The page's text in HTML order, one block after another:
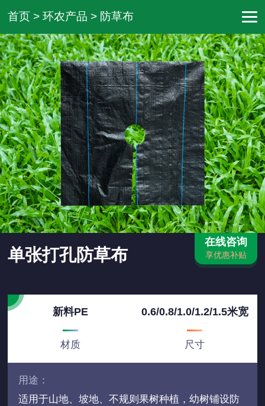
首页 >环农产品 > 防草布
在线咨询
享优惠补贴
单张打孔防草布
新料PE
材质
0.6/0.8/1.0/1.2/1.5米宽
尺寸
用途：
适用于山地、坡地、不规则果树种植，幼树铺设防